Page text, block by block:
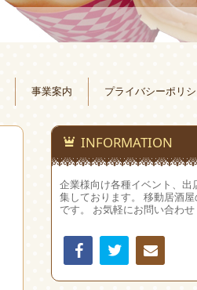
事業案内 プライバシーポリ
INFORMATION
企業様向け各種イベント、出
集しております。 移動居酒
です。 お気軽にお問い合わせ
Facebook
連絡